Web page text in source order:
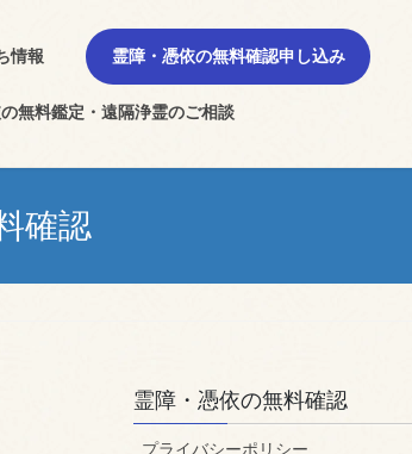
情報 霊障・憑依の無料確認申し込み
無料鑑定・遠隔浄霊のご相談
確認
霊障・憑依の無料確認
プライバシーポリシー